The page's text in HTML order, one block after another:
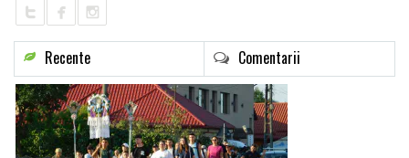
Recente Comentarii